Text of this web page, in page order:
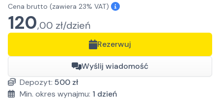
Cena brutto (zawiera 23% VAT)
120,00 zł/dzień
Rezerwuj
Wyślij wiadomość
Depozyt: 500 zł
Min. okres wynajmu: 1 dzień